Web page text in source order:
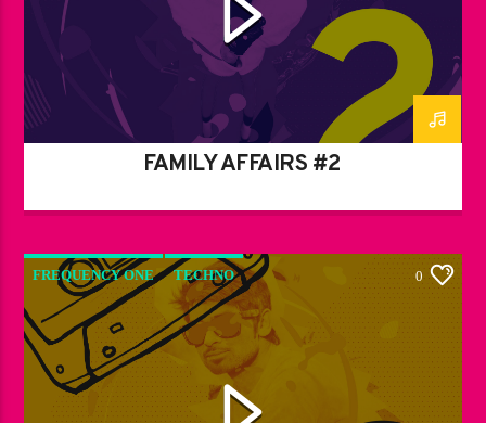
FAMILY AFFAIRS #2
FREQUENCY ONE TECHNO 0